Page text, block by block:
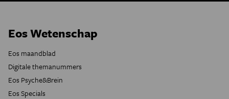
Eos Wetenschap
Eos maandblad
Digitale themanummers
Eos Psyche&Brein
Eos Specials